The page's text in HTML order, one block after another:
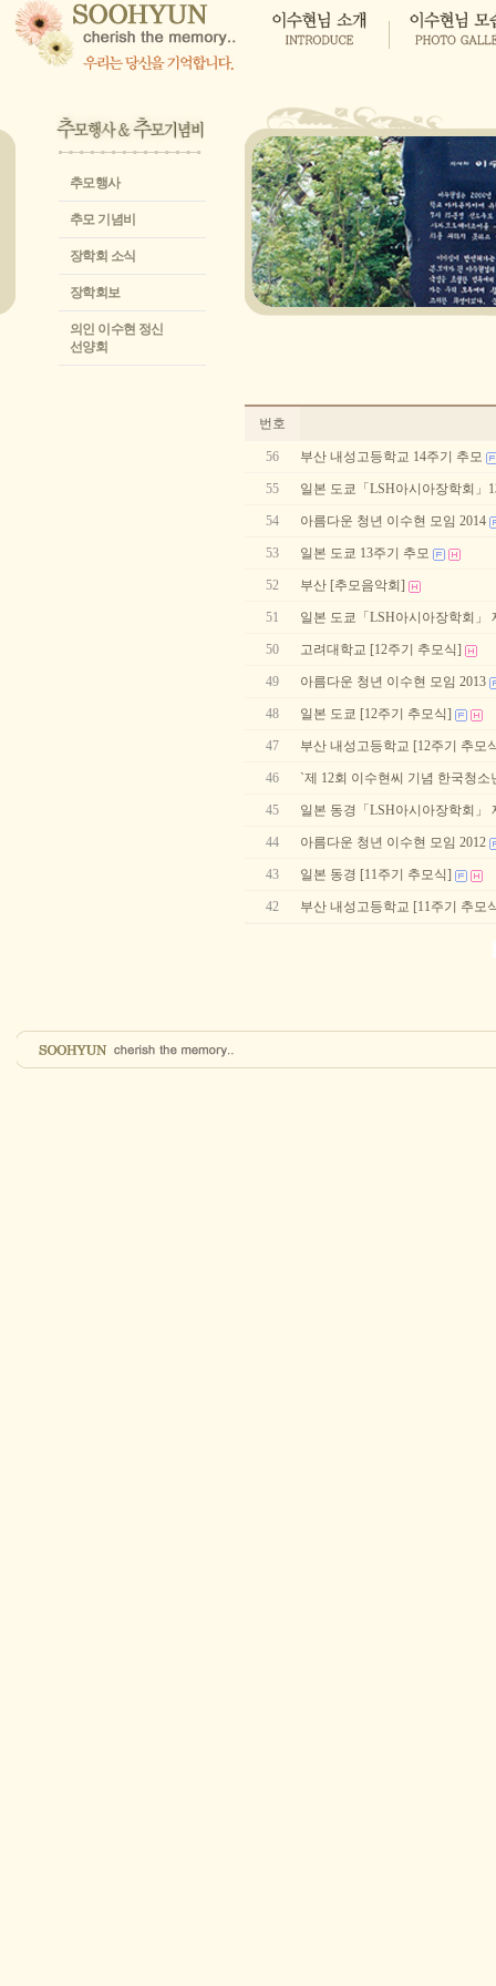
추모행사
추모 기념비
장학회 소식
장학회보
의인 이수현 정신
선양회
번호
56 부산 내성고등학교 14주기 추모
55 일본 도쿄「LSH아시아장학회」
54 아름다운 청년 이수현 모임 2014
53 일본 도쿄 13주기 추모
52 부산 [추모음악회]
51 일본 도쿄「LSH아시아장학회」
50 고려대학교 [12주기 추모식]
49 아름다운 청년 이수현 모임 2013
48 일본 도쿄 [12주기 추모식]
47 부산 내성고등학교 [12주기 추모
46 `제 12회 이수현씨 기념 한국청
45 일본 동경「LSH아시아장학회」
44 아름다운 청년 이수현 모임 2012
43 일본 동경 [11주기 추모식]
42 부산 내성고등학교 [11주기 추모